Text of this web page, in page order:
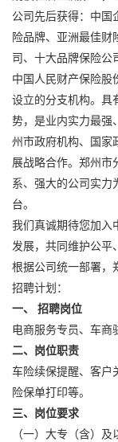
公司先后获得：中国
险品牌、亚洲最佳财
司、十大品牌保险公
中国人民财产保险股
设立的分支机构。具
势，是业内实力最强
州市政府机构、国家
展战略合作。郑州市
系、强大的公司实力
台。
我们真诚期待您加入
发展，共同维护公平
根据公司统一部署，
招聘计划：
一、 招聘岗位
电商服务专员、车商
二、岗位职责
车险续保提醒、客户
险保单打印等。
三、 岗位要求
（一）大专（含）及